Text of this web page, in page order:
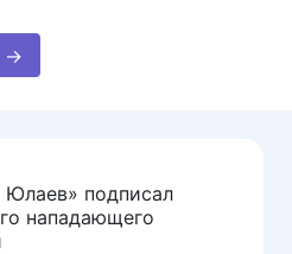
Юлаев» подписал
нападающего